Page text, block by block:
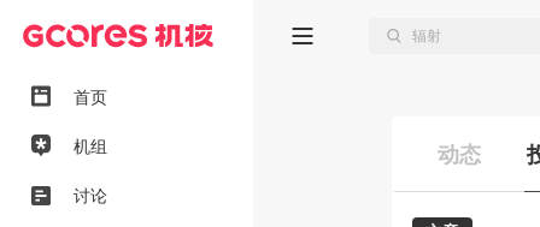
首页
机组
讨论
动态